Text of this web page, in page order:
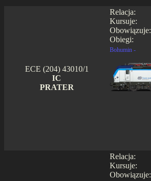
Relacja:
Kursuje:
Obowiązuje:
Obiegi:
ECE (204) 43010/1
IC
PRATER
Bohumin -
Relacja:
Kursuje:
Obowiązuje: